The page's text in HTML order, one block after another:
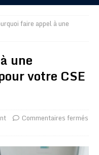
faire appel à une
une
votre CSE
Commentaires fermés